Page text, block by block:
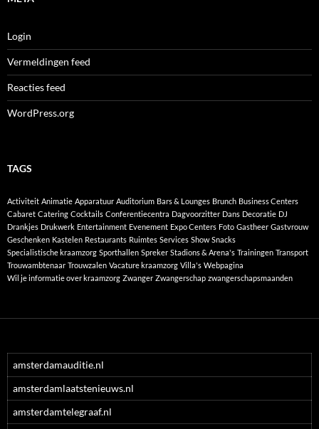
Login
Vermeldingen feed
Reacties feed
WordPress.org
TAGS
Activiteit Animatie Apparatuur Auditorium Bars & Lounges Brunch Business Centers
Cabaret Catering Cocktails Conferentiecentra Dagvoorzitter Dans Decoratie DJ
Drankjes Drukwerk Entertainment Evenement Expo Centers Foto Gastheer Gastvrouw
Geschenken Kastelen Restaurants Ruimtes Services Show Snacks
Specialistische kraamzorg Sporthallen Spreker Stadions & Arena's Trainingen Transport
Trouwambtenaar Trouwzalen Vacature kraamzorg Villa's Webpagina
Wil je informatie over kraamzorg Zwanger Zwangerschap zwangerschapsmaanden
amsterdamauditie.nl
amsterdamlaatstenieuws.nl
amsterdamtelegraaf.nl